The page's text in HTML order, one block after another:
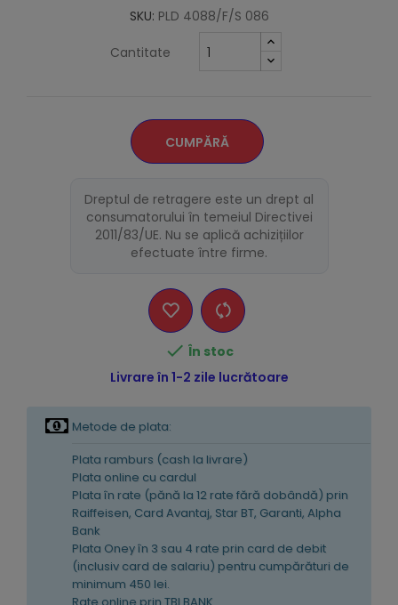
SKU: PLD 4088/F/S 086
Cantitate
CUMPĂRĂ
Dreptul de retragere este un drept al
consumatorului în temeiul Directivei
2011/83/UE. Nu se aplică achizițiilor
efectuate între firme.
 În stoc
Livrare în 1-2 zile lucrătoare
Metode de plata:
Plata ramburs (cash la livrare)
Plata online cu cardul
Plata în rate (pănă la 12 rate fără dobândă) prin
Raiffeisen, Card Avantaj, Star BT, Garanti, Alpha
Bank
Plata Oney în 3 sau 4 rate prin card de debit
(inclusiv card de salariu) pentru cumpărături de
minimum 450 lei.